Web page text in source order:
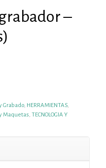
–
Grabado HERRAMIENTAS
Maquetas TECNOLOGIA Y